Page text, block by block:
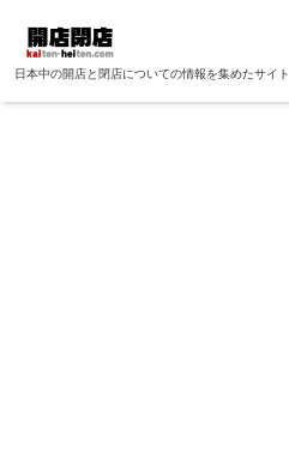
日本中の開店と閉店についての情報を集めたサイト